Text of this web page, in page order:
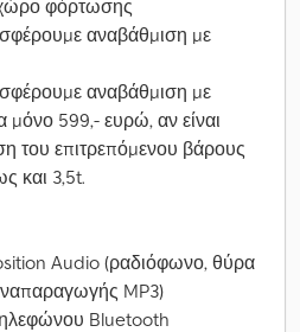
φόρτωσης
αναβάθμιση με
αναβάθμιση με
599,- ευρώ, αν είναι
του επιτρεπόμενου βάρους
και 3,5t.
Audio (ραδιόφωνο, θύρα
MP3)
Bluetooth